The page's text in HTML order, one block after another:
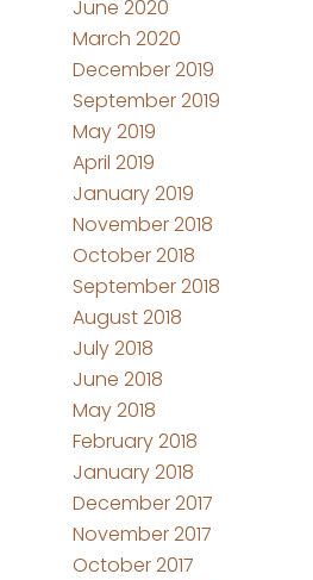
June 2020
March 2020
December 2019
September 2019
May 2019
April 2019
January 2019
November 2018
October 2018
September 2018
August 2018
July 2018
June 2018
May 2018
February 2018
January 2018
December 2017
November 2017
October 2017